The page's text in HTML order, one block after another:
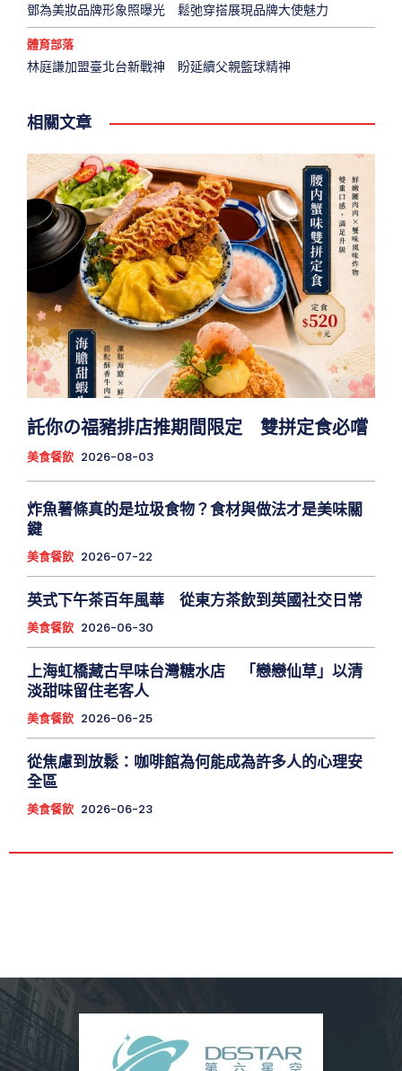
鄧為美妝品牌形象照曝光 鬆弛穿搭展現品牌大使魅力
體育部落
林庭謙加盟臺北台新戰神 盼延續父親籃球精神
相關文章
託你の福豬排店推期間限定 雙拼定食必嚐
美食餐飲 2026-08-03
炸魚薯條真的是垃圾食物？食材與做法才是美味關
鍵
美食餐飲 2026-07-22
英式下午茶百年風華 從東方茶飲到英國社交日常
美食餐飲 2026-06-30
上海虹橋藏古早味台灣糖水店 「戀戀仙草」以清
淡甜味留住老客人
美食餐飲 2026-06-25
從焦慮到放鬆：咖啡館為何能成為許多人的心理安
全區
美食餐飲 2026-06-23